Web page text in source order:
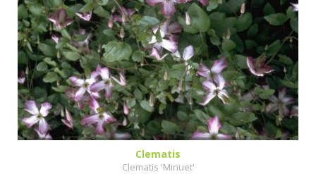
Clematis
Clematis 'Minuet'